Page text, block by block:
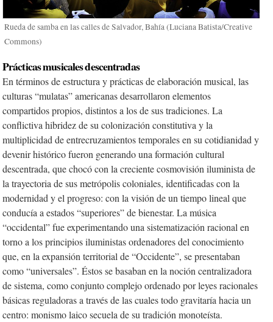
Rueda de samba en las calles de Salvador, Bahía (Luciana Batista/Creative
Commons)
Prácticas musicales descentradas
En términos de estructura y prácticas de elaboración musical, las
culturas “mulatas” americanas desarrollaron elementos
compartidos propios, distintos a los de sus tradiciones. La
conflictiva hibridez de su colonización constitutiva y la
multiplicidad de entrecruzamientos temporales en su cotidianidad y
devenir histórico fueron generando una formación cultural
descentrada, que chocó con la creciente cosmovisión iluminista de
la trayectoria de sus metrópolis coloniales, identificadas con la
modernidad y el progreso: con la visión de un tiempo lineal que
conducía a estados “superiores” de bienestar. La música
“occidental” fue experimentando una sistematización racional en
torno a los principios iluministas ordenadores del conocimiento
que, en la expansión territorial de “Occidente”, se presentaban
como “universales”. Éstos se basaban en la noción centralizadora
de sistema, como conjunto complejo ordenado por leyes racionales
básicas reguladoras a través de las cuales todo gravitaría hacia un
centro: monismo laico secuela de su tradición monoteísta.